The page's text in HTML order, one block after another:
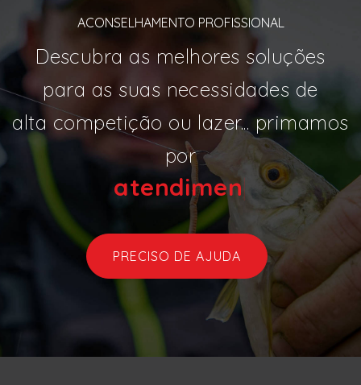
ACONSELHAMENTO PROFISSIONAL
Descubra as melhores soluções
para as suas necessidades de
alta competição ou lazer... primamos
por
ate|
PRECISO DE AJUDA